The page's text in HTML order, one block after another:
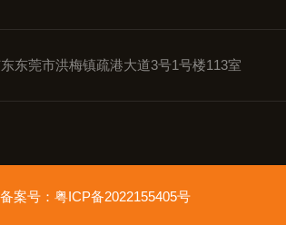
东莞市洪梅镇疏港大道3号1号楼113室
案号： 粤ICP备2022155405号